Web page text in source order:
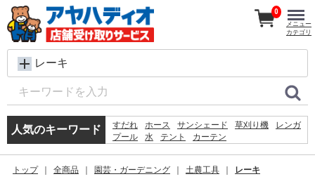
レーキ
人気のキーワード すだれ ホース サンシェード 草刈り機
レンガ
プール
水 テント
カーテン
砂利
物置 バケツ 空調服
0
メニュー
カテゴリ
トップ 全商品 園芸・ガーデニング 土農工具 レーキ